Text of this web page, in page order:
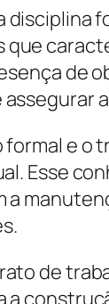
de
e o
Esse
de